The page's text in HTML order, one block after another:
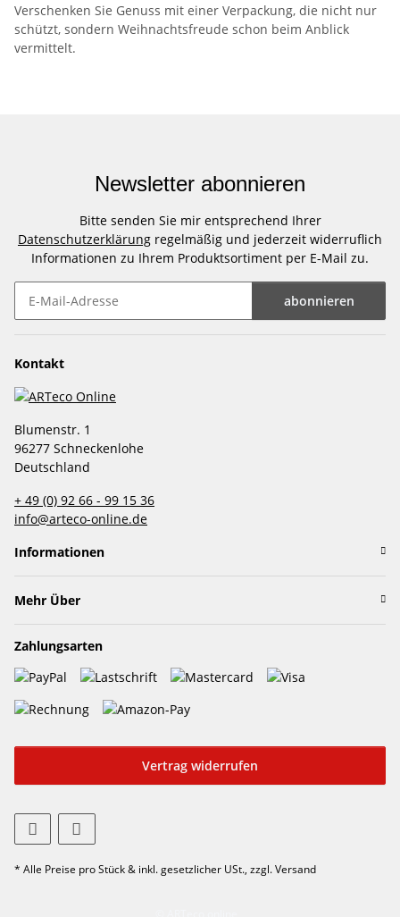
Verschenken Sie Genuss mit einer Verpackung, die nicht nur
schützt, sondern Weihnachtsfreude schon beim Anblick
vermittelt.
Newsletter abonnieren
Bitte senden Sie mir entsprechend Ihrer
Datenschutzerklärung regelmäßig und jederzeit widerruflich
Informationen zu Ihrem Produktsortiment per E-Mail zu.
abonnieren
Kontakt
Blumenstr. 1
96277 Schneckenlohe
Deutschland
+ 49 (0) 92 66 - 99 15 36
info@arteco-online.de
Informationen
Mehr Über
Zahlungsarten
Vertrag widerrufen
* Alle Preise pro Stück & inkl. gesetzlicher USt., zzgl. Versand